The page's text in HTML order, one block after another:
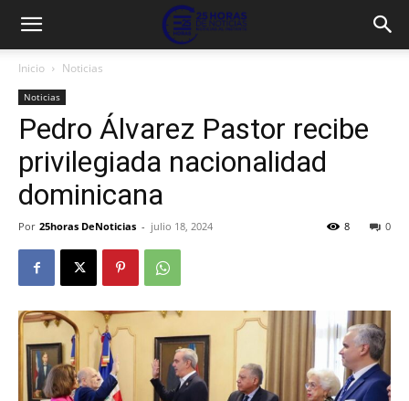
Inicio Noticias
Noticias
Pedro Álvarez Pastor recibe
privilegiada nacionalidad
dominicana
Por 25horas DeNoticias - julio 18, 2024 0
8